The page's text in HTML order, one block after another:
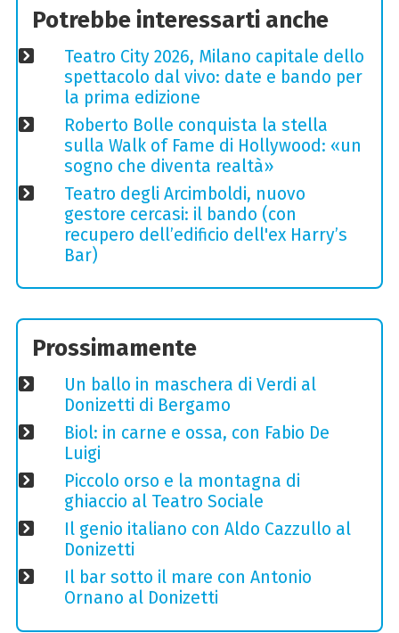
Potrebbe interessarti anche
Teatro City 2026, Milano capitale dello
spettacolo dal vivo: date e bando per
la prima edizione
Roberto Bolle conquista la stella
sulla Walk of Fame di Hollywood: «un
sogno che diventa realtà»
Teatro degli Arcimboldi, nuovo
gestore cercasi: il bando (con
recupero dell’edificio dell'ex Harry’s
Bar)
Prossimamente
Un ballo in maschera di Verdi al
Donizetti di Bergamo
Biol: in carne e ossa, con Fabio De
Luigi
Piccolo orso e la montagna di
ghiaccio al Teatro Sociale
Il genio italiano con Aldo Cazzullo al
Donizetti
Il bar sotto il mare con Antonio
Ornano al Donizetti